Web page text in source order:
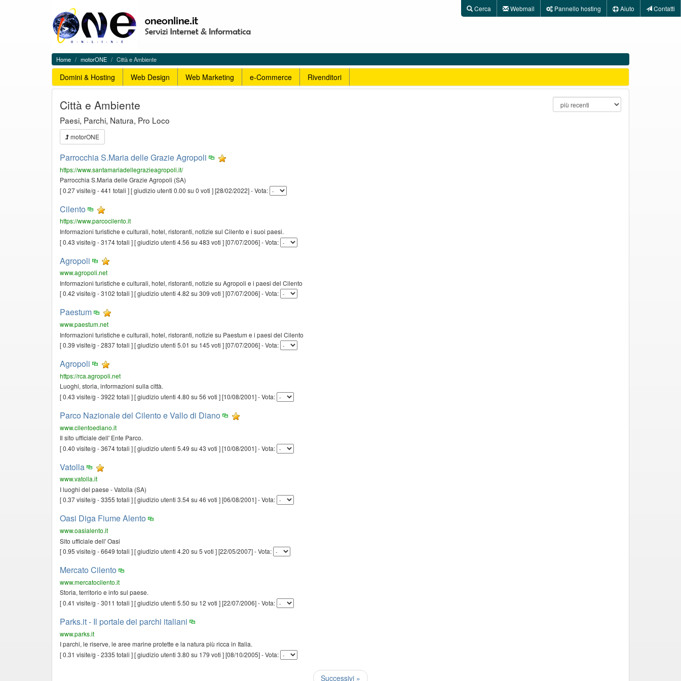
One
On
Line
motorONE,
WEB
Directory
del
Cilento
UtilitàCerca Webmail Pannello hosting Aiuto Contatti
One
On
Line
Menu
di
navigazione
Home motorONE Città e Ambiente
Menu
servizi
Domini & Hosting Web Design Web Marketing e-Commerce Rivenditori
Città e Ambiente
Paesi, Parchi, Natura, Pro Loco
motorONE
Parrocchia S.Maria delle Grazie Agropoli
https://www.santamariadellegrazieagropoli.it/
Parrocchia S.Maria delle Grazie Agropoli (SA)
[ 0.27 visite/g - 441 totali ] [ giudizio utenti 0.00 su 0 voti ] [28/02/2022] - Vota:
Cilento
https://www.parcocilento.it
Informazioni turistiche e culturali, hotel, ristoranti, notizie sul Cilento e i suoi paesi.
[ 0.43 visite/g - 3174 totali ] [ giudizio utenti 4.56 su 483 voti ] [07/07/2006] - Vota:
Agropoli
www.agropoli.net
Informazioni turistiche e culturali, hotel, ristoranti, notizie su Agropoli e i paesi del Cilento
[ 0.42 visite/g - 3102 totali ] [ giudizio utenti 4.82 su 309 voti ] [07/07/2006] - Vota:
Paestum
www.paestum.net
Informazioni turistiche e culturali, hotel, ristoranti, notizie su Paestum e i paesi del Cilento
[ 0.39 visite/g - 2837 totali ] [ giudizio utenti 5.01 su 145 voti ] [07/07/2006] - Vota:
Agropoli
https://rca.agropoli.net
Luoghi, storia, informazioni sulla città.
[ 0.43 visite/g - 3922 totali ] [ giudizio utenti 4.80 su 56 voti ] [10/08/2001] - Vota:
Parco Nazionale del Cilento e Vallo di Diano
www.cilentoediano.it
Il sito ufficiale dell' Ente Parco.
[ 0.40 visite/g - 3674 totali ] [ giudizio utenti 5.49 su 43 voti ] [10/08/2001] - Vota:
Vatolla
www.vatolla.it
I luoghi del paese - Vatolla (SA)
[ 0.37 visite/g - 3355 totali ] [ giudizio utenti 3.54 su 46 voti ] [06/08/2001] - Vota:
Oasi Diga Fiume Alento
www.oasialento.it
Sito ufficiale dell' Oasi
[ 0.95 visite/g - 6649 totali ] [ giudizio utenti 4.20 su 5 voti ] [22/05/2007] - Vota:
Mercato Cilento
www.mercatocilento.it
Storia, territorio e info sul paese.
[ 0.41 visite/g - 3011 totali ] [ giudizio utenti 5.50 su 12 voti ] [22/07/2006] - Vota:
Parks.it - Il portale dei parchi italiani
www.parks.it
I parchi, le riserve, le aree marine protette e la natura più ricca in Italia.
[ 0.31 visite/g - 2335 totali ] [ giudizio utenti 3.80 su 179 voti ] [08/10/2005] - Vota:
Successivi »